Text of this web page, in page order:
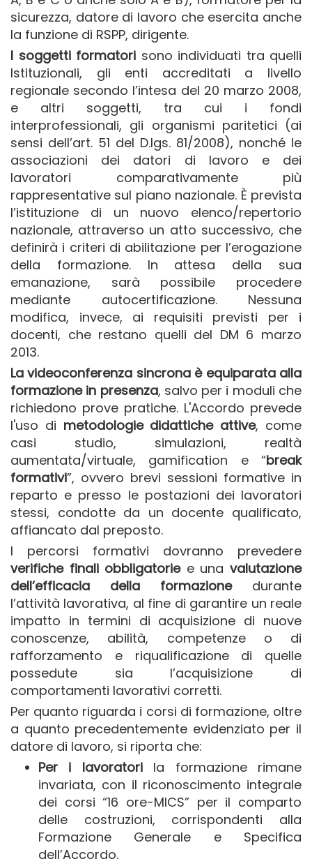
sicurezza, datore di lavoro che esercita anche
la funzione di RSPP, dirigente.
I soggetti formatori sono individuati tra quelli
Istituzionali, gli enti accreditati a livello
regionale secondo l’intesa del 20 marzo 2008,
e altri soggetti, tra cui i fondi
interprofessionali, gli organismi paritetici (ai
sensi dell’art. 51 del D.lgs. 81/2008), nonché le
associazioni dei datori di lavoro e dei
lavoratori comparativamente più
rappresentative sul piano nazionale. È prevista
l’istituzione di un nuovo elenco/repertorio
nazionale, attraverso un atto successivo, che
definirà i criteri di abilitazione per l’erogazione
della formazione. In attesa della sua
emanazione, sarà possibile procedere
mediante autocertificazione. Nessuna
modifica, invece, ai requisiti previsti per i
docenti, che restano quelli del DM 6 marzo
2013.
La videoconferenza sincrona è equiparata alla
formazione in presenza, salvo per i moduli che
richiedono prove pratiche. L'Accordo prevede
l'uso di metodologie didattiche attive, come
casi studio, simulazioni, realtà
aumentata/virtuale, gamification e “break
formativi”, ovvero brevi sessioni formative in
reparto e presso le postazioni dei lavoratori
stessi, condotte da un docente qualificato,
affiancato dal preposto.
I percorsi formativi dovranno prevedere
verifiche finali obbligatoriee unavalutazione
dell’efficacia della formazionedurante
l’attività lavorativa, al fine di garantire un reale
impatto in termini di acquisizione di nuove
conoscenze, abilità, competenze o di
rafforzamento e riqualificazione di quelle
possedute sia l’acquisizione di
comportamenti lavorativi corretti.
Per quanto riguarda i corsi di formazione, oltre
a quanto precedentemente evidenziato per il
datore di lavoro, si riporta che:
Per i lavoratori la formazione rimane
invariata, con il riconoscimento integrale
dei corsi “16 ore-MICS” per il comparto
delle costruzioni, corrispondenti alla
Formazione Generale e Specifica
dell’Accordo.